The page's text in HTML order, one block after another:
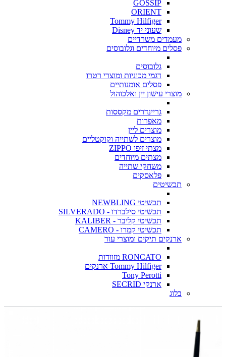
GOSSIP
ORIENT
Tommy Hilfiger
שעוני יד Disney
מעמדים משרדיים
פסלים מיוחדים וגלובוסים
גלובוסים
דגמי מכוניות ומוצרי רטרו
פסלים אומנותיים
מוצרי עישון יין ואלכוהול
גריינדרים מקססות
מאפרות
מוצרים ליין
מוצרים לשתייה וקוקטליים
מצתי זיפו ZIPPO
מצתים מיוחדים
משחקי שתייה
פלאסקים
תכשיטים
תכשיטי NEWBLING
תכשיטי סילברדו - SILVERADO
תכשיטי קליבר - KALIBER
תכשיטי קמרו - CAMERO
ארנקים תיקים ומוצרי עור
RONCATO מזוודות
Tommy Hilfiger ארנקים
Tony Perotti
ארנקי SECRID
בלוג